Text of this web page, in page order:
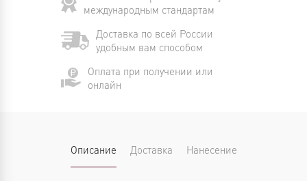
международным стандартам
Доставка по всей России
удобным вам способом
Оплата при получении или
онлайн
Описание Доставка Нанесение